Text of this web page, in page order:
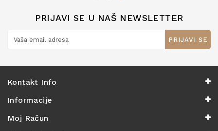
PRIJAVI SE U NAŠ NEWSLETTER
PRIJAVI SE
Kontakt Info
Informacije
Moj Račun